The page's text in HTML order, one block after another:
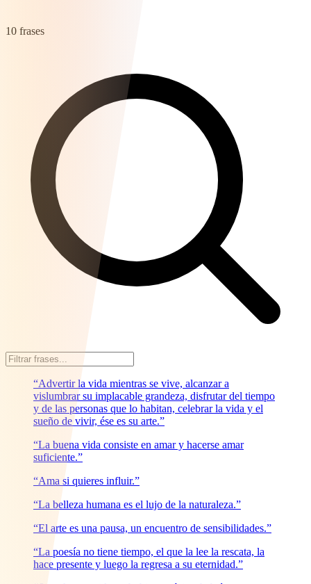
10 frases
“Advertir la vida mientras se vive, alcanzar a
vislumbrar su implacable grandeza, disfrutar del tiempo
y de las personas que lo habitan, celebrar la vida y el
sueño de vivir, ése es su arte.”
“La buena vida consiste en amar y hacerse amar
suficiente.”
“Ama si quieres influir.”
“La belleza humana es el lujo de la naturaleza.”
“El arte es una pausa, un encuentro de sensibilidades.”
“La poesía no tiene tiempo, el que la lee la rescata, la
hace presente y luego la regresa a su eternidad.”